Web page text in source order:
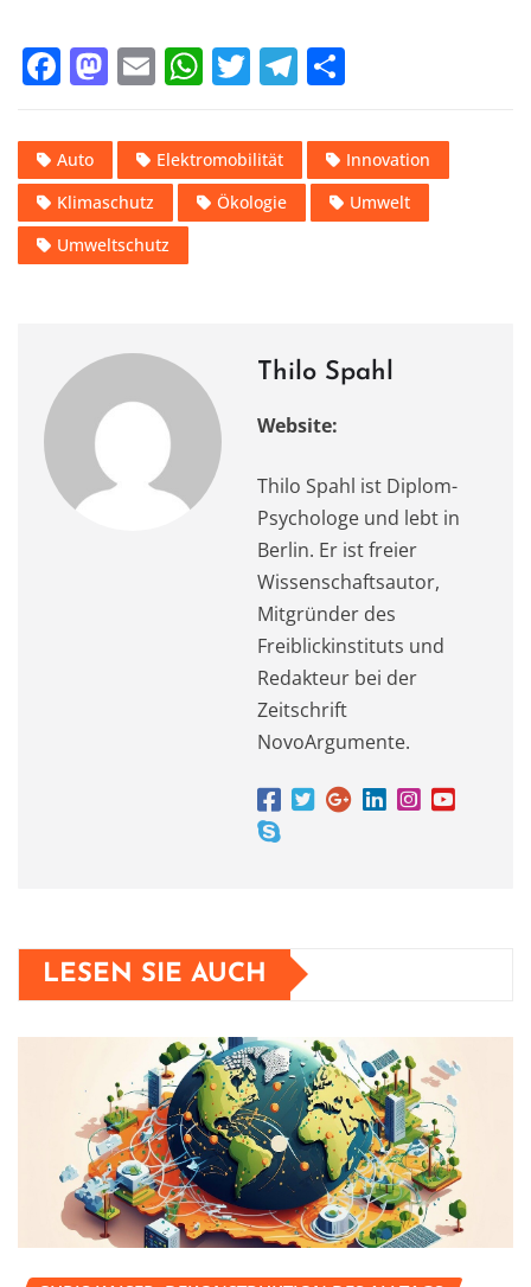
F
c
e
b
o
M
st
o
d
o
E
ai
l
W
at
s
A
T
it
te
r
T
e
gr
a
le
n
Auto Elektromobilität
Innovation
Klimaschutz
Ökologie
Umwelt
Umweltschutz
Thilo Spahl
Website:
Thilo Spahl ist Diplom-
Psychologe und lebt in
Berlin. Er ist freier
Wissenschaftsautor,
Mitgründer des
Freiblickinstituts und
Redakteur bei der
Zeitschrift
NovoArgumente.
LESEN SIE AUCH